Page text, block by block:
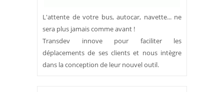
L'attente de votre bus, autocar, navette... ne
sera plus jamais comme avant !
Transdev innove pour faciliter les
déplacements de ses clients et nous intègre
dans la conception de leur nouvel outil.